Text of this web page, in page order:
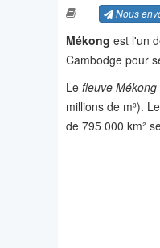
Nous
Mékong est l'un
Cambodge pour
Le fleuve Mékong
millions de m³).
de 795 000 km²